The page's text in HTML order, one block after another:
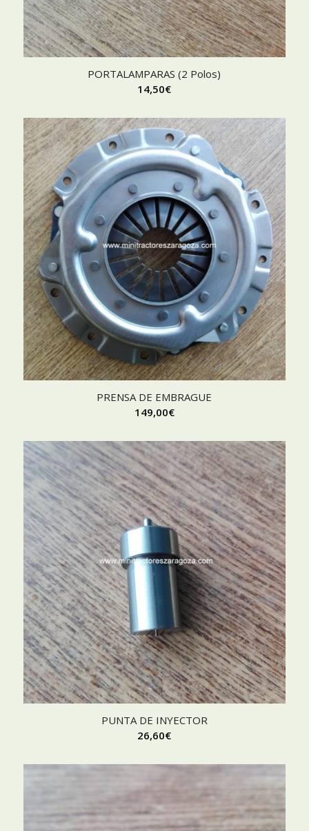
PORTALAMPARAS (2 Polos)
14,50€
PRENSA DE EMBRAGUE
149,00€
PUNTA DE INYECTOR
26,60€